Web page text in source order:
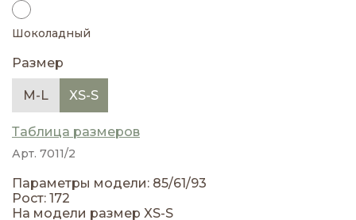
Шоколадный
Размер
M-L XS-S
Таблица размеров
Арт. 7011/2
Параметры модели: 85/61/93
Рост: 172
На модели размер XS-S